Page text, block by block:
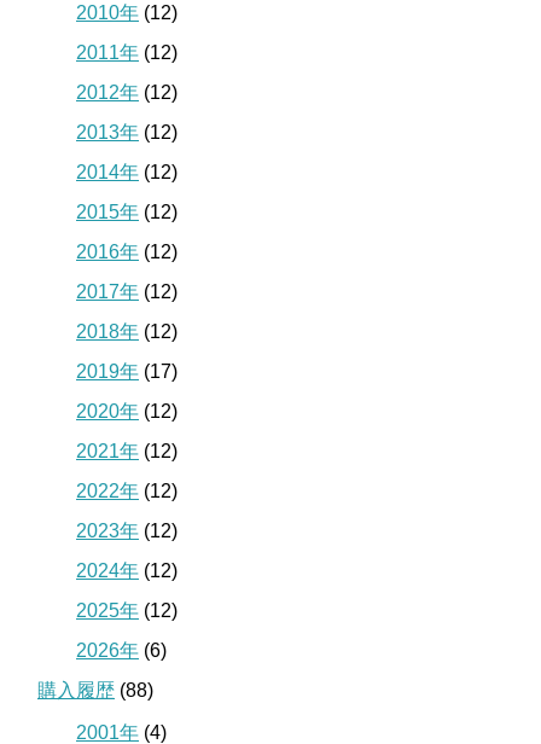
2010年 (12)
2011年 (12)
2012年 (12)
2013年 (12)
2014年 (12)
2015年 (12)
2016年 (12)
2017年 (12)
2018年 (12)
2019年 (17)
2020年 (12)
2021年 (12)
2022年 (12)
2023年 (12)
2024年 (12)
2025年 (12)
2026年 (6)
購入履歴 (88)
2001年 (4)